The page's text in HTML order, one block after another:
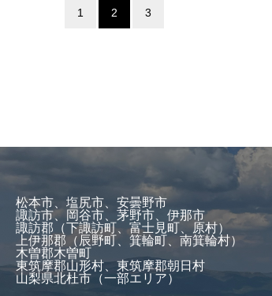
1 2 3
松本市、塩尻市、安曇野市
諏訪市、岡谷市、茅野市、伊那市
諏訪郡（下諏訪町、富士見町、原村）
上伊那郡（辰野町、箕輪町、南箕輪村）
木曽郡木曽町
東筑摩郡山形村、東筑摩郡朝日村
山梨県北杜市（一部エリア）